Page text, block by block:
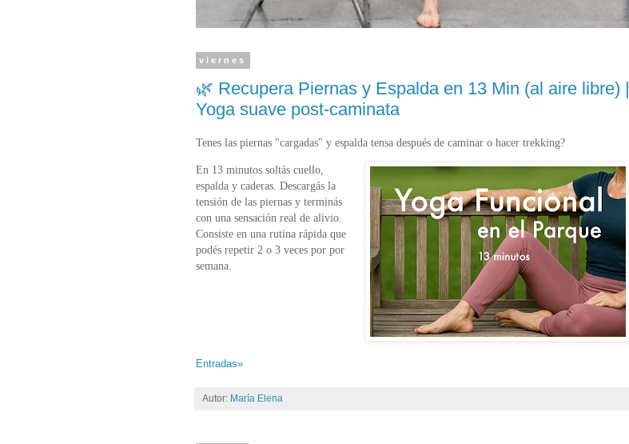
viernes
🌿 Recupera Piernas y Espalda en 13 Min (al aire libre) |
Yoga suave post-caminata
Tenes las piernas "cargadas" y espalda tensa después de caminar o hacer trekking?
En 13 minutos soltás cuello,
espalda y caderas. Descargás la
tensión de las piernas y terminás
con una sensación real de alivio.
Consiste en una rutina rápida que
podés repetir 2 o 3 veces por por
semana.
Entradas»
Autor: María Elena